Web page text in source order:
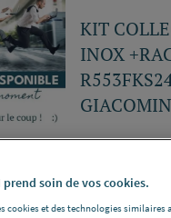
KIT
INOX
PB TUB
prend soin de vos cookies.
cookies et des technologies similaires